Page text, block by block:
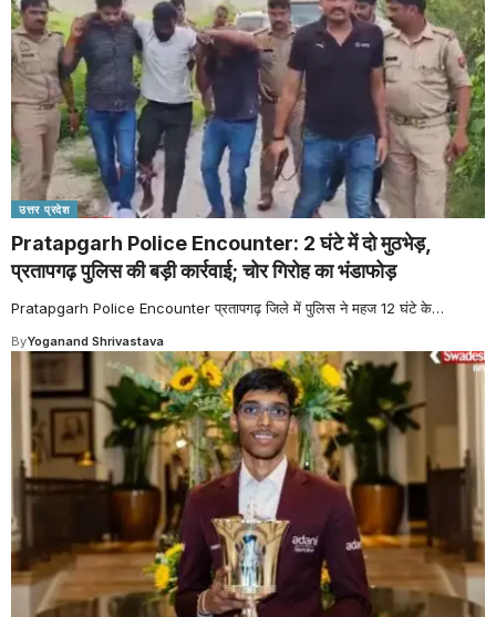
उत्तर प्रदेश
Pratapgarh Police Encounter: 2 घंटे में दो मुठभेड़,
प्रतापगढ़ पुलिस की बड़ी कार्रवाई; चोर गिरोह का भंडाफोड़
Pratapgarh Police Encounter प्रतापगढ़ जिले में पुलिस ने महज 12 घंटे के…
ByYoganand Shrivastava